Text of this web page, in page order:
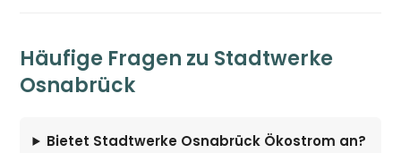
Häufige Fragen zu Stadtwerke
Osnabrück
Bietet Stadtwerke Osnabrück Ökostrom an?